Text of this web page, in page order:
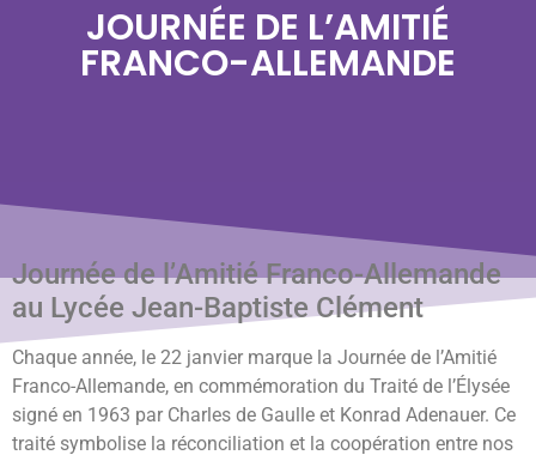
JOURNÉE DE L’AMITIÉ
FRANCO-ALLEMANDE
Journée de l’Amitié Franco-Allemande
au Lycée Jean-Baptiste Clément
Chaque année, le 22 janvier marque la Journée de l’Amitié
Franco-Allemande, en commémoration du Traité de l’Élysée
signé en 1963 par Charles de Gaulle et Konrad Adenauer. Ce
traité symbolise la réconciliation et la coopération entre nos